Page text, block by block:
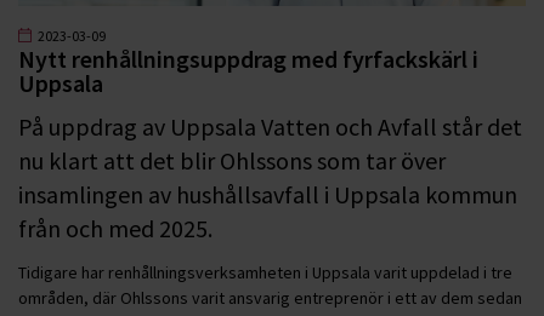
2023-03-09
Nytt renhållningsuppdrag med fyrfackskärl i
Uppsala
På uppdrag av Uppsala Vatten och Avfall står det
nu klart att det blir Ohlssons som tar över
insamlingen av hushållsavfall i Uppsala kommun
från och med 2025.
Tidigare har renhållningsverksamheten i Uppsala varit uppdelad i tre
områden, där Ohlssons varit ansvarig entreprenör i ett av dem sedan